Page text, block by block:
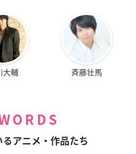
大輔 斉藤壮馬
アニメ・作品たち